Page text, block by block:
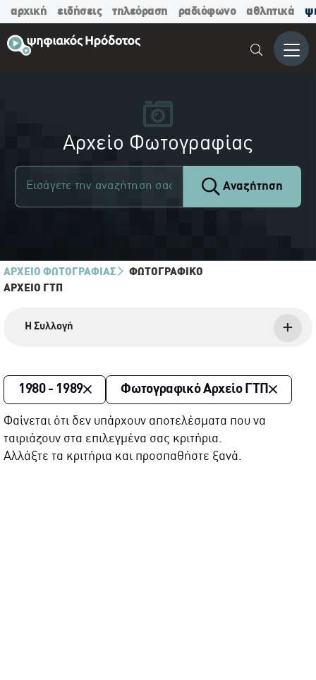
αρχική ειδήσεις τηλεόραση ραδιόφωνο αθλητικά
Μενού
Αρχείο Φωτογραφίας
Αναζήτηση
ΑΡΧΕΙΟ ΦΩΤΟΓΡΑΦΙΑΣ
ΦΩΤΟΓΡΑΦΙΚΌ
ΑΡΧΕΊΟ ΓΤΠ
Η Συλλογή
1980 - 1989 Φωτογραφικό Αρχείο ΓΤΠ
Φαίνεται ότι δεν υπάρχουν αποτελέσματα που να
ταιριάζουν στα επιλεγμένα σας κριτήρια.
Αλλάξτε τα κριτήρια και προσπαθήστε ξανά.